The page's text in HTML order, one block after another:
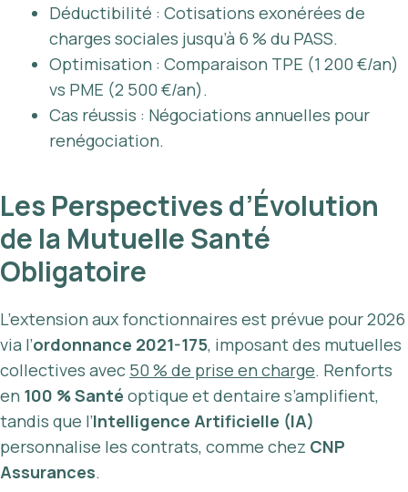
Déductibilité : Cotisations exonérées de
charges sociales jusqu’à 6 % du PASS.
Optimisation : Comparaison TPE (1 200 €/an)
vs PME (2 500 €/an).
Cas réussis : Négociations annuelles pour
renégociation.
Les Perspectives d’Évolution
de la Mutuelle Santé
Obligatoire
L’extension aux fonctionnaires est prévue pour 2026
via l’ordonnance 2021-175, imposant des mutuelles
collectives avec 50 % de prise en charge. Renforts
en 100 % Santé optique et dentaire s’amplifient,
tandis que l’Intelligence Artificielle (IA)
personnalise les contrats, comme chez CNP
Assurances.